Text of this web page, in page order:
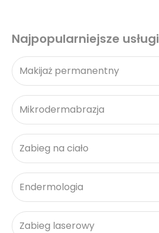
Najpopularniejsze usługi
Makijaż permanentny
Mikrodermabrazja
Zabieg na ciało
Endermologia
Zabieg laserowy